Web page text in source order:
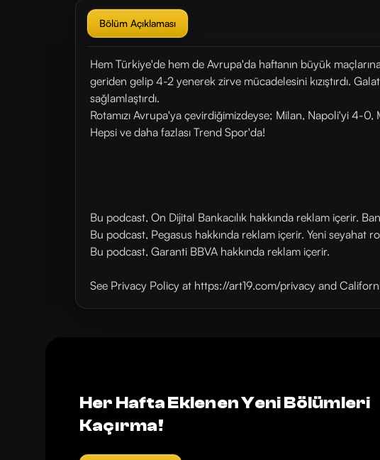
Bölüm Açıklaması
Hem Türkiye'de hem de Avrupa'da haftanın büyük
geriden gelip 4-2 yenerek zirve mücadelesini kızıştırdı.
sağlamlaştırdı.
Rotamızı Avrupa'ya çevirdiğimizdeyse; Milan, Napoli'yi 4-
Hepsi ve daha fazlası Trend Spor'da!
Bu podcast, On Dijital Bankacılık hakkında reklam içerir.
Bu podcast, Pegasus hakkında reklam içerir. Yeni seyahat
Bu podcast, Garanti BBVA hakkında reklam içerir.
See Privacy Policy at https://art19.com/privacy and
Her Hafta Eklenen Yeni Bölümleri
Kaçırma!